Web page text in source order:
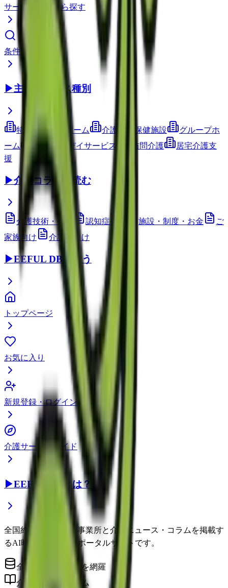
サービス種別から探す
条件で検索
▶主要サービス種別
特別養護老人ホーム 介護老人保健施設
グループホ
ーム
通所介護(デイサービス) 訪問介護
居宅介護支
援
▶介護コラムを読む
介護技術・ケア 認知症ケア 施設・制度・お金
ご
家族向け
介護職向け
▶EEFUL DBを使う
トップページ
お気に入り
新規登録・ログイン
介護サービスガイド
▶EEFUL DBとは？
全国約22万件の介護事業所と介護ニュース・コラムを掲載す
るAI時代の介護情報ポータルサイトです。
全国の介護事業所を網羅
介護に役立つコラム